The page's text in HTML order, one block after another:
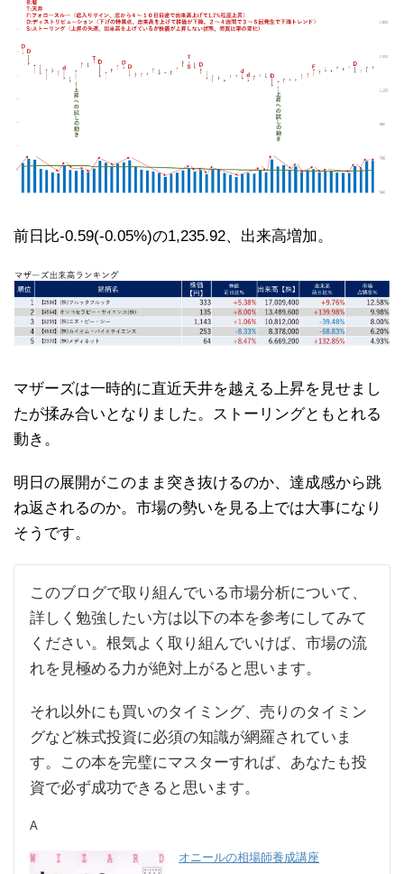
前日比-0.59(-0.05%)の1,235.92、出来高増加。
マザーズは一時的に直近天井を越える上昇を見せまし
たが揉み合いとなりました。ストーリングともとれる
動き。
明日の展開がこのまま突き抜けるのか、達成感から跳
ね返されるのか。市場の勢いを見る上では大事になり
そうです。
このブログで取り組んでいる市場分析について、
詳しく勉強したい方は以下の本を参考にしてみて
ください。根気よく取り組んでいけば、市場の流
れを見極める力が絶対上がると思います。
それ以外にも買いのタイミング、売りのタイミン
グなど株式投資に必須の知識が網羅されていま
す。この本を完璧にマスターすれば、あなたも投
資で必ず成功できると思います。
A
オニールの相場師養成講座